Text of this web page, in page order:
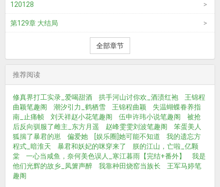
120128
第129章 大结局
全部章节
推荐阅读
修真界打工实录_爱喝甜酒 拱手河山讨你欢_酒渍红袍
王锦程
曲颖笔趣阁
潮汐引力_鹤栖雪 王锦程曲颖
失温蝴蝶眷养指
南_止痛帧
刘天祥赵小花笔趣阁 伍申许玮小说笔趣阁
被抢
后反向驯服了雌主_东方月遥
赵峰雯雯刘波笔趣阁
笨蛋美人
狐揣了暴君的崽
偏爱她 [娱乐圈]她可能不知道
我的遗忘方
程式_暗淮天
暴君和妖妃的咪穿来了
朕的江山，亡啦_亿颗
棠
一心当咸鱼，奈何美色误人_寒江暮雨【完结+番外】
我是
他们光辉的故乡_凤箫声醉
我靠种田烧窑当族长
王军马婷笔
趣阁